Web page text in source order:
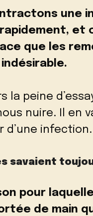
une
et
que les
la peine
nuire. Il en
d’une infection.
savaient
pour
de main